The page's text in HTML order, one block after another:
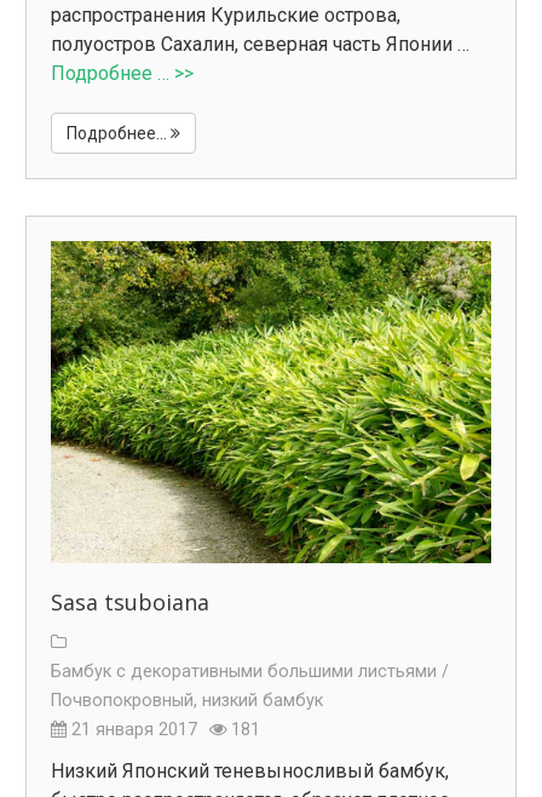
распространения Курильские острова,
полуостров Сахалин, северная часть Японии …
Подробнее … >>
Подробнее...
Sasa tsuboiana
Бамбук с декоративными большими листьями /
Почвопокровный, низкий бамбук
21 января 2017
181
Низкий Японский теневыносливый бамбук,